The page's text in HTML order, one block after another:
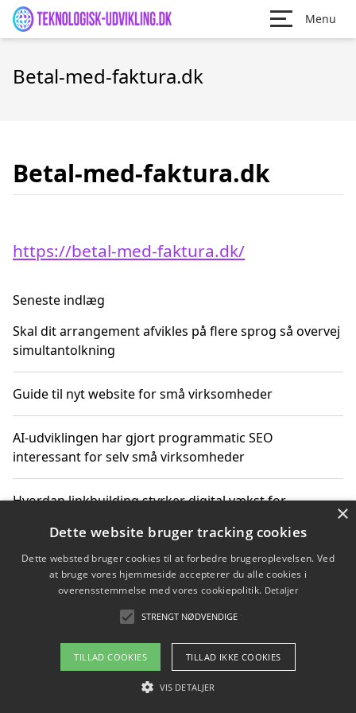
Menu
Betal-med-faktura.dk
Betal-med-faktura.dk
https://betal-med-faktura.dk/
Seneste indlæg
Skal dit arrangement afvikles på flere sprog så overvej
simultantolkning
Guide til nyt website for små virksomheder
AI-udviklingen har gjort programmatic SEO
interessant for selv små virksomheder
Hvordan linkbuilding styrker digital vækst for
Sådan har udviklingen inden for genbrug af elektronik
ændret sig
Copyright 2026 - Pilanto Aps
Om / kontakt
×
Dette website bruger tracking cookies
Dette websted bruger cookies til at forbedre brugeroplevelsen. Ved
at bruge vores hjemmeside accepterer du alle cookies i
overensstemmelse med vores cookiepolitik. Detaljer
STRENGT NØDVENDIGE
TILLAD COOKIES TILLAD IKKE COOKIES
VIS DETALJER